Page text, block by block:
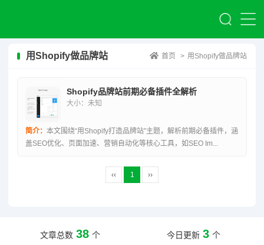
用Shopify做品牌站 首页 > 用Shopify做品牌站
Shopify品牌站前期必备插件全解析
大小：未知
简介： 本文围绕“用Shopify打造品牌站”主题，解析前期必备插件，涵
盖SEO优化、页面加速、营销自动化等核心工具，如SEO Im...
‹‹ 1 ››
文章总数 38 个 今日更新 3 个